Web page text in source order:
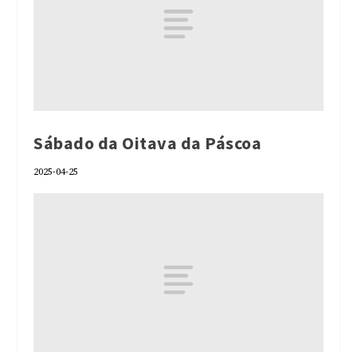
Sábado da Oitava da Páscoa
2025-04-25